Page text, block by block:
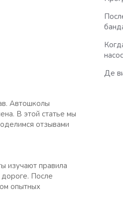
Автошколы
В этой статье мы
отзывами
изучают правила
После
опытных
Де